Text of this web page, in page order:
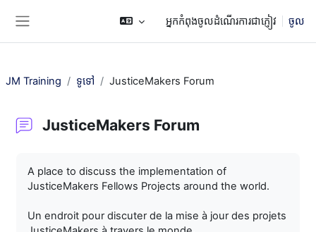
អ្នកកំពុងចូលដំណើរការជាភ្ញៀវ ចូល
JM Training ទូទៅ JusticeMakers Forum
JusticeMakers Forum
A place to discuss the implementation of
JusticeMakers Fellows Projects around the world.
Un endroit pour discuter de la mise à jour des projets